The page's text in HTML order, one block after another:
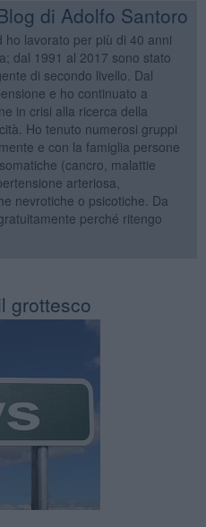
di Adolfo Santoro
ho lavorato per più di 40 anni
dal 1991 al 2017 sono stato
di secondo livello. Dal
e ho continuato a
in crisi alla ricerca della
Ho tenuto numerosi gruppi
e con la famiglia persone
(cancro, malattie
arteriosa,
nevrotiche o psicotiche. Da
perché ritengo
grottesco